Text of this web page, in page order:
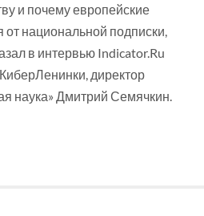
и почему европейские
национальной подписки,
в интервью Indicator.Ru
директор
наука» Дмитрий Семячкин.